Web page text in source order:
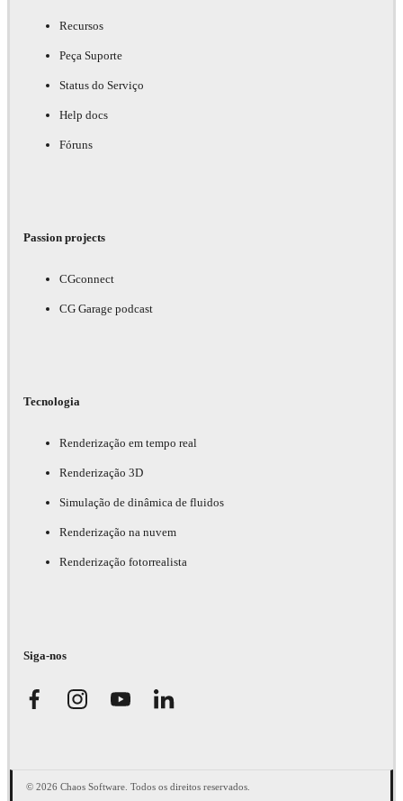
Recursos
Peça Suporte
Status do Serviço
Help docs
Fóruns
Passion projects
CGconnect
CG Garage podcast
Tecnologia
Renderização em tempo real
Renderização 3D
Simulação de dinâmica de fluidos
Renderização na nuvem
Renderização fotorrealista
Siga-nos
© 2026 Chaos Software. Todos os direitos reservados.